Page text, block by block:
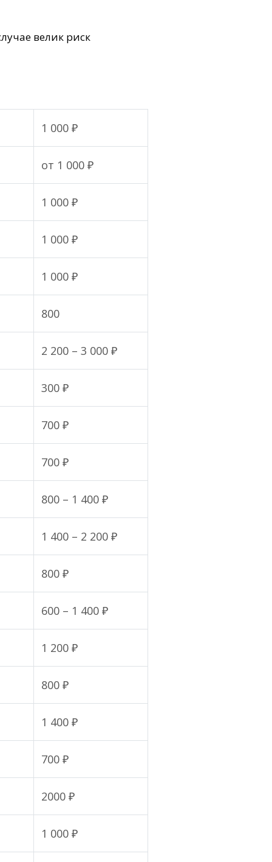
велик риск
1 000 ₽
от 1 000 ₽
1 000 ₽
1 000 ₽
1 000 ₽
800
2 200 – 3 000 ₽
300 ₽
700 ₽
700 ₽
800 – 1 400 ₽
1 400 – 2 200 ₽
800 ₽
600 – 1 400 ₽
1 200 ₽
800 ₽
1 400 ₽
700 ₽
2000 ₽
1 000 ₽